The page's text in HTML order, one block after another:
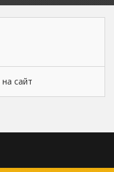
на сайт